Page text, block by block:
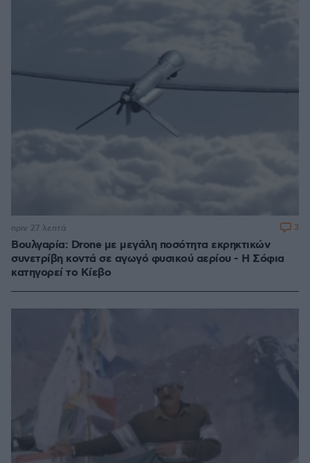
Βουλγαρία: Drone με μεγάλη ποσότητα εκρηκτικών
συνετρίβη κοντά σε αγωγό φυσικού αερίου - Η Σόφια
κατηγορεί το Κίεβο
πριν 27 λεπτά 3